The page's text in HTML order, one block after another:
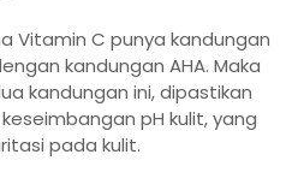
Vitamin C punya kandungan
kandungan AHA. Maka
kandungan ini, dipastikan
pH kulit, yang
pada kulit.